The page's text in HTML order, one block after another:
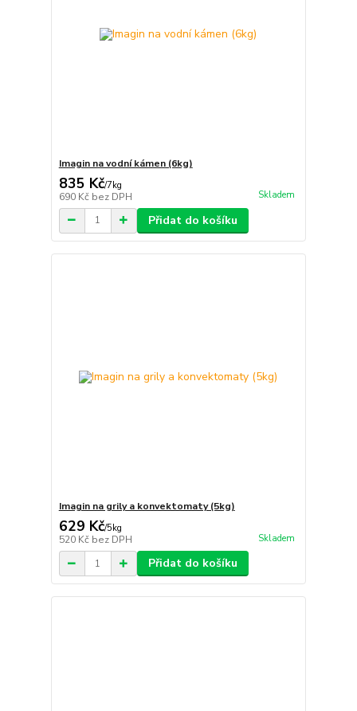
Imagin na vodní kámen (6kg)
835 Kč/7kg
690 Kč bez DPH Skladem
Přidat do košíku
Imagin na grily a konvektomaty (5kg)
629 Kč/5kg
520 Kč bez DPH Skladem
Přidat do košíku